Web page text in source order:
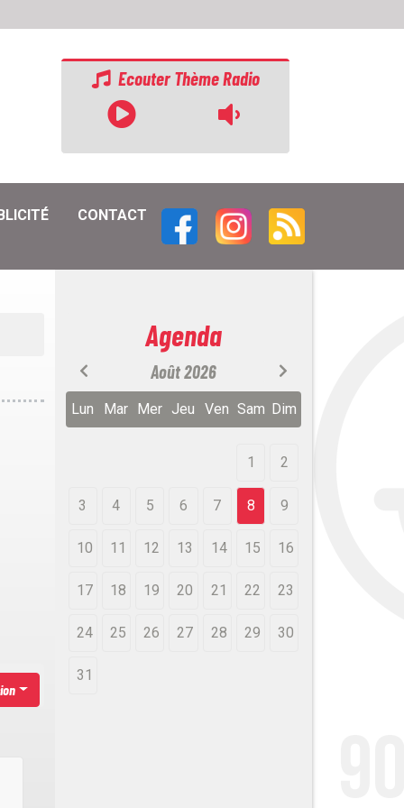
Ecouter Thème Radio
CONTACT
Agenda
Août 2026
Lun Mar Mer Jeu Ven Sam Dim
1 2
3 4 5 6 7 8 9
10 11 12 13 14 15 16
17 18 19 20 21 22 23
24 25 26 27 28 29 30
31